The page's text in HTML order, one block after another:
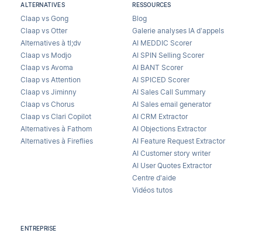
ALTERNATIVES
Claap vs Gong
Claap vs Otter
Alternatives à tl;dv
Claap vs Modjo
Claap vs Avoma
Claap vs Attention
Claap vs Jiminny
Claap vs Chorus
Claap vs Clari Copilot
Alternatives à Fathom
Alternatives à Fireflies
RESSOURCES
Blog
Galerie analyses IA d’appels
AI MEDDIC Scorer
AI SPIN Selling Scorer
AI BANT Scorer
AI SPICED Scorer
AI Sales Call Summary
AI Sales email generator
AI CRM Extractor
AI Objections Extractor
AI Feature Request Extractor
AI Customer story writer
AI User Quotes Extractor
Centre d'aide
Vidéos tutos
ENTREPRISE